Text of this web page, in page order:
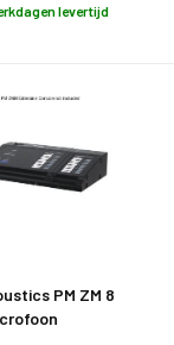
levertijd
PM ZM 8